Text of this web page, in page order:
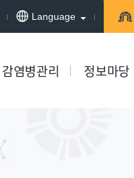
Language
감염병관리 정보마당